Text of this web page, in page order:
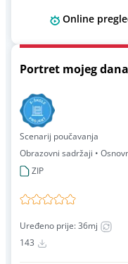
Online
Portret mojeg dana
Scenarij poučavanja
Obrazovni sadržaji •
ZIP
Uređeno prije: 36mj
143